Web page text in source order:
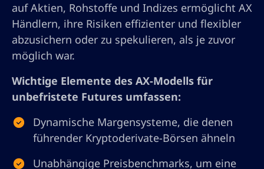
auf Aktien, Rohstoffe und Indizes ermöglicht AX
Händlern, ihre Risiken effizienter und flexibler
abzusichern oder zu spekulieren, als je zuvor
möglich war.
Wichtige Elemente des AX-Modells für
unbefristete Futures umfassen:
Dynamische Margensysteme, die denen
führender Kryptoderivate-Börsen ähneln
Unabhängige Preisbenchmarks, um eine